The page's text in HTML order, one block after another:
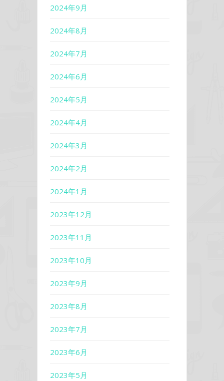
2024年9月
2024年8月
2024年7月
2024年6月
2024年5月
2024年4月
2024年3月
2024年2月
2024年1月
2023年12月
2023年11月
2023年10月
2023年9月
2023年8月
2023年7月
2023年6月
2023年5月